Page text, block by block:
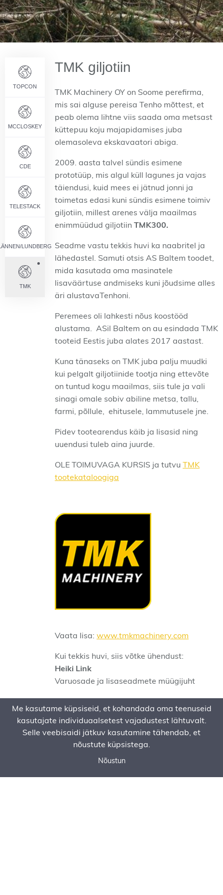
TMK giljotiin
TMK Machinery OY on Soome perefirma,
mis sai alguse pereisa Tenho mõttest, et
peab olema lihtne viis saada oma metsast
küttepuu koju majapidamises juba
olemasoleva ekskavaatori abiga.
2009. aasta talvel sündis esimene
prototüüp, mis algul küll lagunes ja vajas
täiendusi, kuid mees ei jätnud jonni ja
toimetas edasi kuni sündis esimene toimiv
giljotiin, millest arenes välja maailmas
enimmüüdud giljotiin TMK300.
Seadme vastu tekkis huvi ka naabritel ja
lähedastel. Samuti otsis AS Baltem toodet,
mida kasutada oma masinatele
lisaväärtuse andmiseks kuni jõudsime alles
äri alustavaTenhoni.
Peremees oli lahkesti nõus koostööd
alustama. ASil Baltem on au esindada TMK
tooteid Eestis juba alates 2017 aastast.
Kuna tänaseks on TMK juba palju muudki
kui pelgalt giljotiinide tootja ning ettevõte
on tuntud kogu maailmas, siis tule ja vali
sinagi omale sobiv abiline metsa, tallu,
farmi, põllule, ehitusele, lammutusele jne.
Pidev tootearendus käib ja lisasid ning
uuendusi tuleb aina juurde.
OLE TOIMUVAGA KURSIS ja tutvu
TMK
tootekataloogiga
Vaata lisa: www.tmkmachinery.com
Kui tekkis huvi, siis võtke ühendust:
Heiki Link
Varuosade ja lisaseadmete müügijuht
heiki.link(@)baltem.ee
TOPCON
MCCLOSKEY
CDE
TELESTACK
LUNDBERG
TMK
Me kasutame küpsiseid, et kohandada oma teenuseid
kasutajate individuaalsetest vajadustest lähtuvalt.
Selle veebisaidi jätkuv kasutamine tähendab, et
nõustute küpsistega.
Nõustun